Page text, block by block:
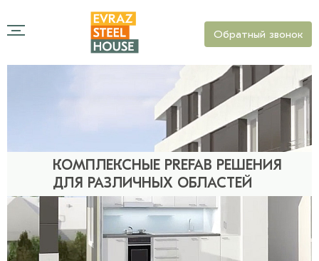
Обратный звонок
КОМПЛЕКСНЫЕ PREFAB РЕШЕНИЯ
ДЛЯ РАЗЛИЧНЫХ ОБЛАСТЕЙ